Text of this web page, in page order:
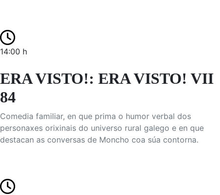
14:00 h
ERA VISTO!: ERA VISTO! VII
84
Comedia familiar, en que prima o humor verbal dos
personaxes orixinais do universo rural galego e en que
destacan as conversas de Moncho coa súa contorna.